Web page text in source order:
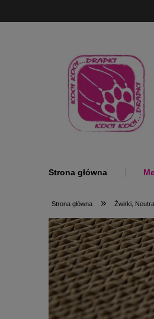
Strona główna
Strona główna » Żwirki,